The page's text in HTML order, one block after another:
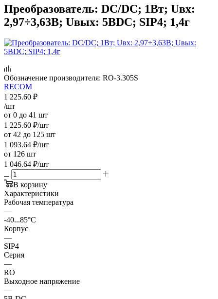
Преобразователь: DC/DC; 1Вт; Uвх:
2,97÷3,63В; Uвых: 5ВDC; SIP4; 1,4г
Обозначение производителя: RO-3.305S
RECOM
1 225.60 ₽
/шт
от 0 до 41 шт
1 225.60 ₽/шт
от 42 до 125 шт
1 093.64 ₽/шт
от 126 шт
1 046.64 ₽/шт
В корзину
Характеристики
Рабочая температура
—
-40...85°C
Корпус
—
SIP4
Серия
—
RO
Выходное напряжение
—